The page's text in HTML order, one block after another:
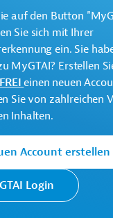
Dollar
Dollar (Darlehen)
auf den Button
Sie sich mit Ihrer
ein. Sie
MyGTAI? Erstellen
einen neuen
Sie von zahlreichen
Inhalten.
Account erstellen
Login